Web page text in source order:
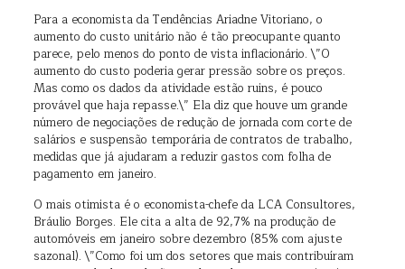
Para a economista da Tendências Ariadne Vitoriano, o
aumento do custo unitário não é tão preocupante quanto
parece, pelo menos do ponto de vista inflacionário. \”O
aumento do custo poderia gerar pressão sobre os preços.
Mas como os dados da atividade estão ruins, é pouco
provável que haja repasse.\” Ela diz que houve um grande
número de negociações de redução de jornada com corte de
salários e suspensão temporária de contratos de trabalho,
medidas que já ajudaram a reduzir gastos com folha de
pagamento em janeiro.
O mais otimista é o economista-chefe da LCA Consultores,
Bráulio Borges. Ele cita a alta de 92,7% na produção de
automóveis em janeiro sobre dezembro (85% com ajuste
sazonal). \”Como foi um dos setores que mais contribuíram